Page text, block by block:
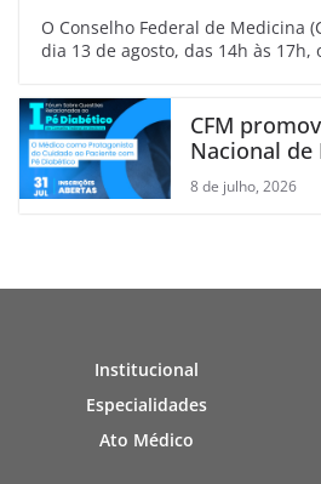
O Conselho Federal de Medicina
dia 13 de agosto, das 14h às 17h,
CFM
Nacional de
8 de julho, 2026
Institucional
Especialidades
Ato Médico